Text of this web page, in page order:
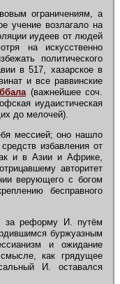
ограничениям, а
учение возлагало на
иудеев от людей
на искусственно
политического
в 517, хазарское в
и все раввинские
(важнейшее соч.
иудаистическая
до мелочей).
мессией; оно нашло
избавления от
и в Азии и Африке,
авторитет
верующего с богом
бесправного
за реформу И. путём
буржуазным
и ожидание
как грядущее
И. оставался